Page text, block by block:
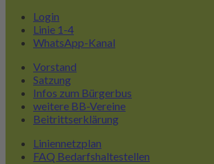
Login
Linie 1-4
WhatsApp-Kanal
Vorstand
Satzung
Infos zum Bürgerbus
weitere BB-Vereine
Beitrittserklärung
Liniennetzplan
FAQ Bedarfshaltestellen